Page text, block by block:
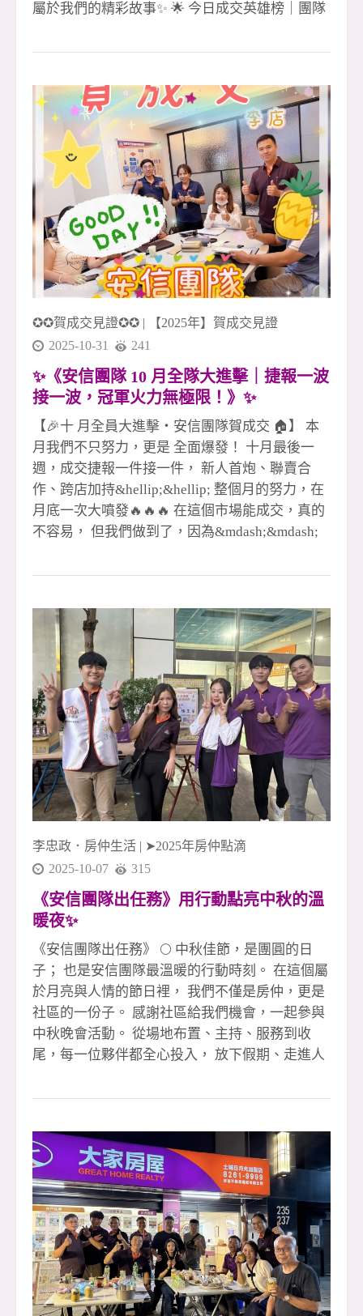
屬於我們的精彩故事✨ 🌟 今日成交英雄榜｜團隊
雅 🎉 珮愉 🎉（領袖店） 2 簽（聯賣）👉 淑惠經
👏👏 這是一場真正的團隊戰， 彼此補位、彼此成
就、彼此相挺， 才能創造出一日連環炮的震撼
力！ 🔥 感謝最強聯賣軍團全力支援 #感謝聯賣領
袖店劉店 &amp; 彥誼副理共創佳績 #112年勇奪大
家房屋全國雙料總冠軍 #感謝忠信協理、小潘協
理協助 #感謝教部文治經理協助 #感謝迦南許代書
協辦 #感謝最強安信團隊夥伴互助合作 #土城最強
住商大家八店百多人聯賣團隊 這不是個人戰，這
是屬於「我們」的火力！ 真正的冠軍團隊，就是
這樣一路拚、一同贏！🔥🏆
✪✪賀成交見證✪✪ |
【2025年】賀成交見證
2025-10-31
241
✨《安信團隊 10 月全隊大進擊｜捷報一波
接一波，冠軍火力無極限！》✨
【🎉十 月全員大進擊・安信團隊賀成交 🏠】 本
月我們不只努力，更是 全面爆發！ 十月最後一
週，成交捷報一件接一件， 新人首炮、聯賣合
作、跨店加持&hellip;&hellip; 整個月的努力，在
月底一次大噴發🔥🔥🔥 在這個市場能成交，真的
不容易， 但我們做到了，因為&mdash;&mdash;
都是汗水、專業和信任的結晶， 更是團隊彼此扶
｜十月最強戰力亮相！ 1 簽 👉 李店🎉、友店🎉 2
簽 👉 淑惠🎉、晶伊🎉、素真姐🎉 3 簽 👉 玉華🎉
4 簽 👉 廖君經理🎉、致傑 &amp; 運紅🎉 5 簽 👉
采蓁經理🎉、采臣經理🎉 6 簽（聯賣）👉 小偉🎉
（金城店）、桃子經理🎉 7 簽 👉 友店🎉、尼克
經理🎉 👏👏👏 向每位努力拚搏的夥伴致上最高敬
意！ 你們是安信團隊的光，也是所有成交背後真
正的力量！ 🚀 安信團隊・冠軍火力持續延燒 我
們深信： 團隊合作，就能創造奇蹟✨ 每一次成交
李忠政．房仲生活 | ➤2025年房仲點滴
2025-10-07
315
《安信團隊出任務》用行動點亮中秋的溫
暖夜✨
《安信團隊出任務》 🌕 中秋佳節，是團圓的日
子； 也是安信團隊最溫暖的行動時刻。 在這個屬
於月亮與人情的節日裡， 我們不僅是房仲，更是
社區的一份子。 感謝社區給我們機會，一起參與
中秋晚會活動。 從場地布置、主持、服務到收
尾，每一位夥伴都全心投入， 放下假期、走進人
&mdash;&mdash; 「好的房仲，不只是賣房子的
夜，安信團隊不談成交、不談業績， 只談「陪
伴」與「真心」。 看到孩子的笑容、長輩的感
謝、鄰居的鼓勵， 那份回饋，就是我們最珍貴的
收穫。 感謝玉華的熱情主持， 感謝每一位夥伴的
默默付出。 你們讓「安信」兩個字，不只是品
牌，而是信任的代名詞。 🌕 祝福所有支持我們的
朋友們： 中秋節快樂，幸福圓滿， 讓我們在未來
的每個日子裡，繼續一起照亮社區、服務人群。
#辛苦玉華主持晚會 #感恩夥伴有妳你真好 #團隊